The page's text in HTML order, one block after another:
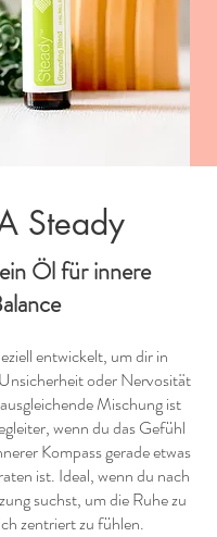
Steady
Öl für innere
entwickelt, um dir in
oder Nervosität
Mischung ist
wenn du das Gefühl
Kompass gerade etwas
ist. Ideal, wenn du nach
suchst, um die Ruhe zu
zentriert zu fühlen.